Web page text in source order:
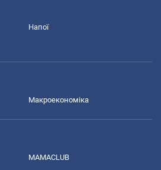
Напої
Макроекономіка
MAMACLUB